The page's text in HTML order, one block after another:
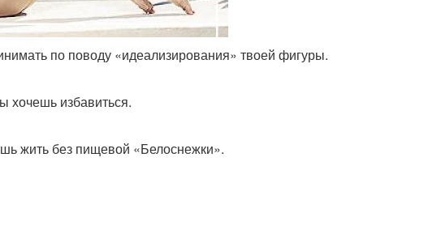
по поводу «идеализирования» твоей фигуры.
хочешь избавиться.
жить без пищевой «Белоснежки».